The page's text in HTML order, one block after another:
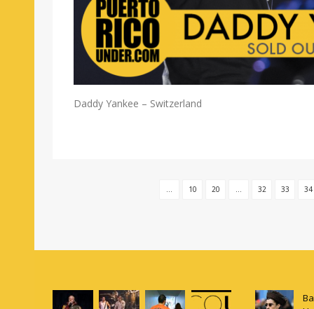
Daddy Yankee – Switzerland
10 20 32 33 34